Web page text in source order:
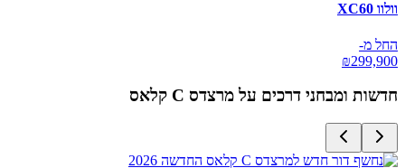
וולוו XC60
החל מ-
₪299,900
חדשות ומבחני דרכים על מרצדס C קלאס